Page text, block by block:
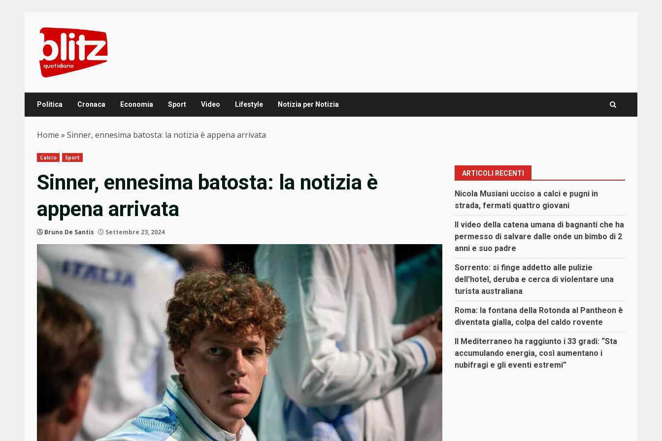
content
Politica Cronaca Economia Sport Video Lifestyle Notizia per Notizia
Home » Sinner, ennesima batosta: la notizia è appena arrivata
Calcio Sport
Sinner, ennesima batosta: la notizia è
appena arrivata
Bruno De Santis Settembre 23, 2024
ARTICOLI RECENTI
Nicola Musiani ucciso a calci e pugni in
strada, fermati quattro giovani
Il video della catena umana di bagnanti che ha
permesso di salvare dalle onde un bimbo di 2
anni e suo padre
Sorrento: si finge addetto alle pulizie
dell’hotel, deruba e cerca di violentare una
turista australiana
Roma: la fontana della Rotonda al Pantheon è
diventata gialla, colpa del caldo rovente
Il Mediterraneo ha raggiunto i 33 gradi: “Sta
accumulando energia, così aumentano i
nubifragi e gli eventi estremi”